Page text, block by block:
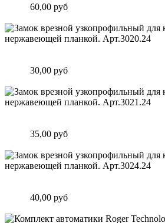
60,00 руб
30,00 руб
35,00 руб
40,00 руб